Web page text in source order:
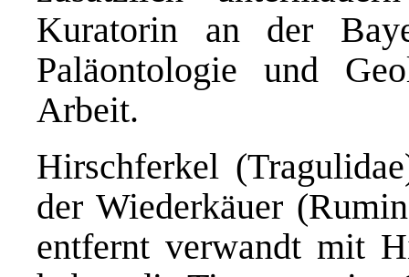
Kuratorin an der
Paläontologie und
Arbeit.
Hirschferkel
der Wiederkäuer
entfernt verwandt mit